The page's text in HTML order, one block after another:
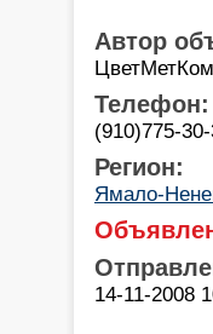
Автор
Телефон:
(910)775-
Регион:
Ямало-
14-11-2008